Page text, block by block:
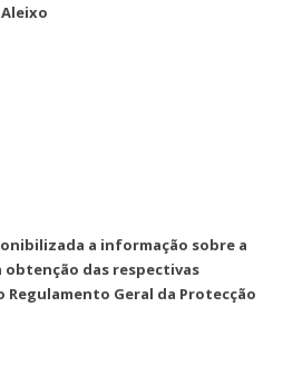
a informação sobre a
obtenção das respectivas
Geral da Protecção